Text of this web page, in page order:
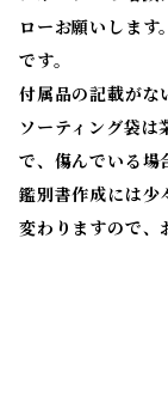
ローお願いします
です。
付属品の記載がな
ソーティング袋は
で、傷んでいる場
鑑別書作成には少
変わりますので、